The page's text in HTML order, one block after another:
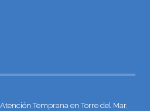
Temprana en Torre del Mar,